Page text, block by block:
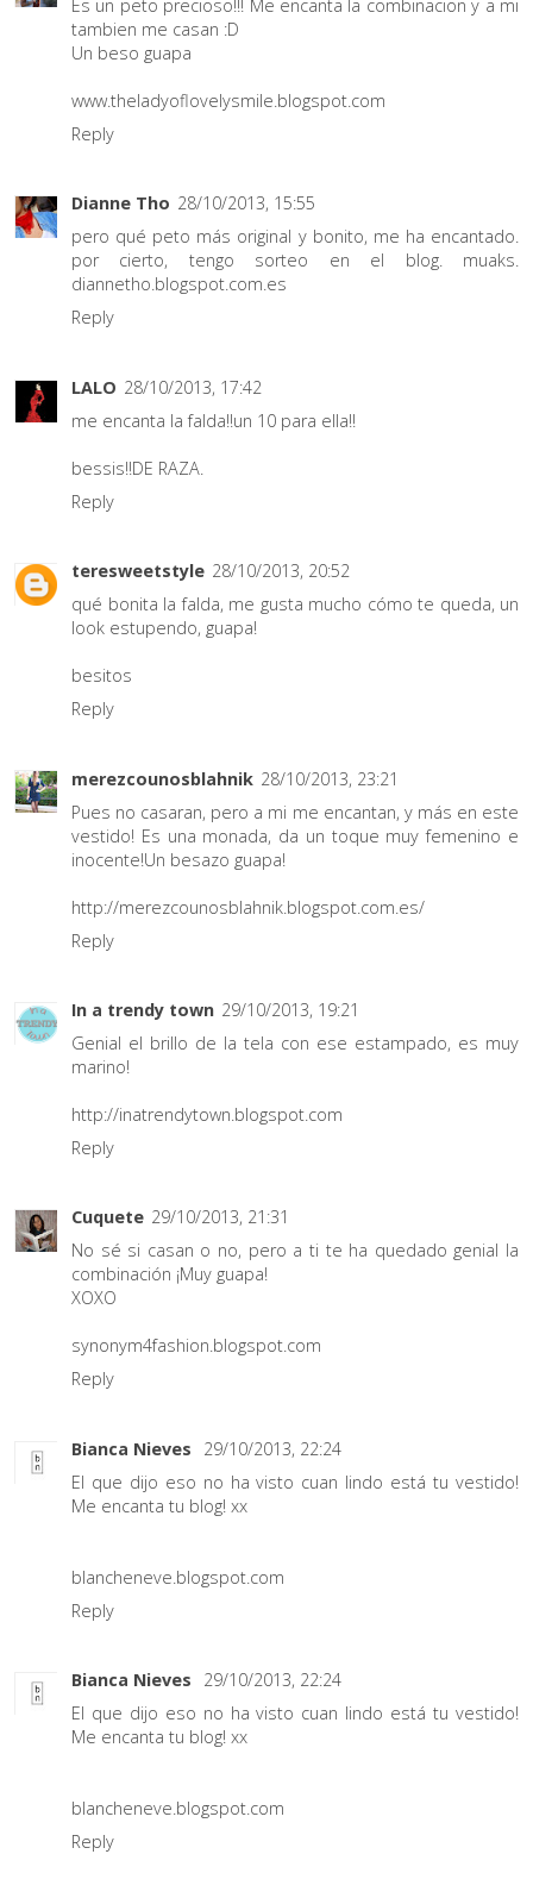
Es un peto precioso!!! Me encanta la combinacion y a mi
tambien me casan :D
Un beso guapa
www.theladyoflovelysmile.blogspot.com
Reply
Dianne Tho 28/10/2013, 15:55
pero qué peto más original y bonito, me ha encantado.
por cierto, tengo sorteo en el blog. muaks.
diannetho.blogspot.com.es
Reply
LALO 28/10/2013, 17:42
me encanta la falda!!un 10 para ella!!
bessis!!DE RAZA.
Reply
teresweetstyle 28/10/2013, 20:52
qué bonita la falda, me gusta mucho cómo te queda, un
look estupendo, guapa!
besitos
Reply
merezcounosblahnik 28/10/2013, 23:21
Pues no casaran, pero a mi me encantan, y más en este
vestido! Es una monada, da un toque muy femenino e
inocente!Un besazo guapa!
http://merezcounosblahnik.blogspot.com.es/
Reply
In a trendy town 29/10/2013, 19:21
Genial el brillo de la tela con ese estampado, es muy
marino!
http://inatrendytown.blogspot.com
Reply
Cuquete 29/10/2013, 21:31
No sé si casan o no, pero a ti te ha quedado genial la
combinación ¡Muy guapa!
XOXO
synonym4fashion.blogspot.com
Reply
Bianca Nieves
29/10/2013, 22:24
El que dijo eso no ha visto cuan lindo está tu vestido!
Me encanta tu blog! xx
blancheneve.blogspot.com
Reply
Bianca Nieves
29/10/2013, 22:24
El que dijo eso no ha visto cuan lindo está tu vestido!
Me encanta tu blog! xx
blancheneve.blogspot.com
Reply